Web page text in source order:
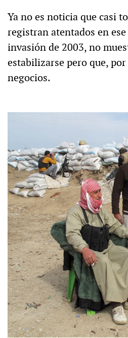
Ya no es noticia que casi
registran atentados en
invasión de 2003, no
estabilizarse pero que,
negocios.